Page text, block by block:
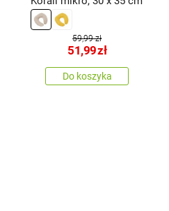
59,99 zł
51,99zł
Do koszyka